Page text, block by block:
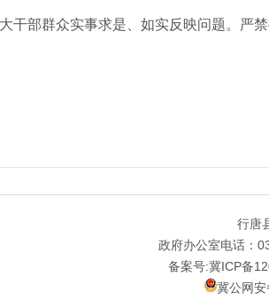
干部群众实事求是、如实反映问题。严